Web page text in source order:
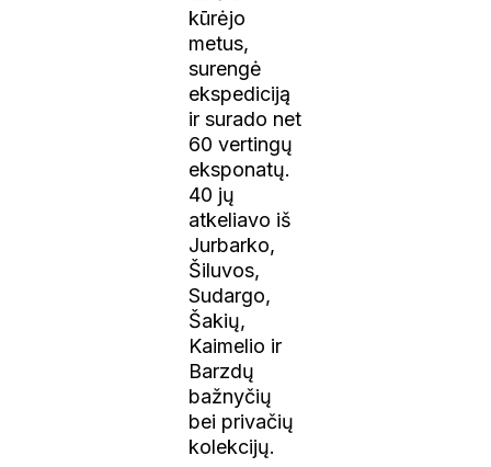
kūrėjo
metus,
surengė
ekspediciją
ir surado net
60 vertingų
eksponatų.
40 jų
atkeliavo iš
Jurbarko,
Šiluvos,
Sudargo,
Šakių,
Kaimelio ir
Barzdų
bažnyčių
bei privačių
kolekcijų.